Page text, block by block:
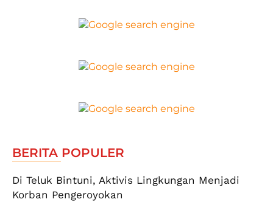
BERITA POPULER
Di Teluk Bintuni, Aktivis Lingkungan Menjadi
Korban Pengeroyokan